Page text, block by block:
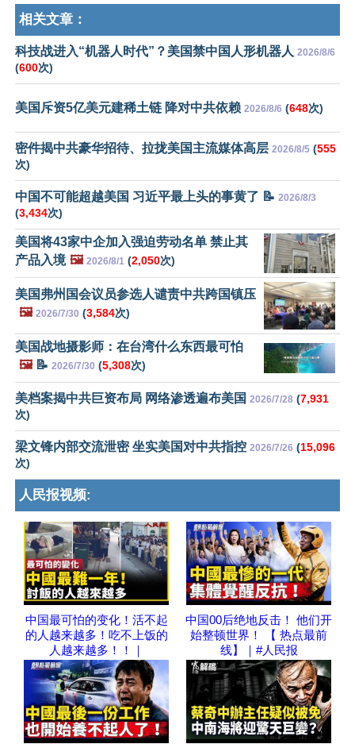
相关文章：
科技战进入“机器人时代”？美国禁中国人形机器人 2026/8/6
(600次)
美国斥资5亿美元建稀土链 降对中共依赖 2026/8/6 (648次)
密件揭中共豪华招待、拉拢美国主流媒体高层 2026/8/5 (555
次)
中国不可能超越美国 习近平最上头的事黄了 📝 2026/8/3
(3,434次)
美国将43家中企加入强迫劳动名单 禁止其
产品入境 🖼️ 2026/8/1 (2,050次)
美国弗州国会议员参选人谴责中共跨国镇压
🖼️ 2026/7/30 (3,584次)
美国战地摄影师：在台湾什么东西最可怕
🖼️📝 2026/7/30 (5,308次)
美档案揭中共巨资布局 网络渗透遍布美国 2026/7/28 (7,931
次)
梁文锋内部交流泄密 坐实美国对中共指控 2026/7/26 (15,096
次)
人民报视频:
中国最可怕的变化！活不起
的人越来越多！吃不上饭的
人越来越多！！｜
中国00后绝地反击！ 他们开
始整顿世界！ 【 热点最前
线】｜#人民报